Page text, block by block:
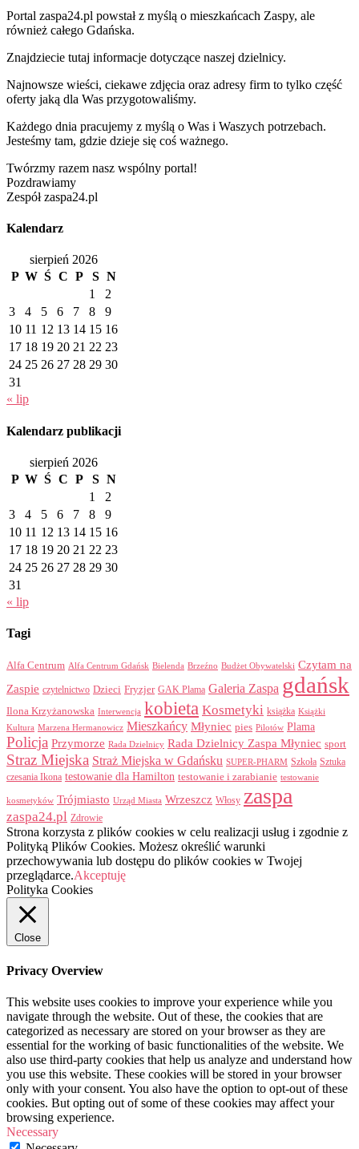
Portal zaspa24.pl powstał z myślą o mieszkańcach Zaspy, ale
również całego Gdańska.
Znajdziecie tutaj informacje dotyczące naszej dzielnicy.
Najnowsze wieści, ciekawe zdjęcia oraz adresy firm to tylko część
oferty jaką dla Was przygotowaliśmy.
Każdego dnia pracujemy z myślą o Was i Waszych potrzebach.
Jesteśmy tam, gdzie dzieje się coś ważnego.
Twórzmy razem nasz wspólny portal!
Pozdrawiamy
Zespół zaspa24.pl
Kalendarz
sierpień 2026
P W Ś C P S N
1
2
3
4 5 6 7 8
9
10 11 12 13 14 15 16
17 18 19 20 21 22 23
24 25 26 27 28 29 30
31
« lip
Kalendarz publikacji
sierpień 2026
P W Ś C P S N
1
2
3
4 5 6 7 8
9
10 11 12 13 14 15 16
17 18 19 20 21 22 23
24 25 26 27 28 29 30
31
« lip
Tagi
Alfa Centrum Alfa Centrum Gdańsk Bielenda Brzeźno Budżet Obywatelski Czytam na
Zaspie czytelnictwo Dzieci Fryzjer GAK Plama Galeria Zaspa gdańsk
Ilona Krzyżanowska Interwencja kobieta Kosmetyki książka Książki
Kultura Marzena Hermanowicz Mieszkańcy Młyniec pies Pilotów Plama
Policja Przymorze Rada Dzielnicy Rada Dzielnicy Zaspa Młyniec sport
Straz Miejska Straż Miejska w Gdańsku SUPER-PHARM Szkoła Sztuka
czesania Ikona testowanie dla Hamilton testowanie i zarabianie testowanie
kosmetyków Trójmiasto Urząd Miasta Wrzeszcz Włosy zaspa
zaspa24.pl Zdrowie
Strona korzysta z plików cookies w celu realizacji usług i zgodnie z
Polityką Plików Cookies. Możesz określić warunki
przechowywania lub dostępu do plików cookies w Twojej
przeglądarce.Akceptuję
Polityka Cookies
Close
Privacy Overview
This website uses cookies to improve your experience while you
navigate through the website. Out of these, the cookies that are
categorized as necessary are stored on your browser as they are
essential for the working of basic functionalities of the website. We
also use third-party cookies that help us analyze and understand how
you use this website. These cookies will be stored in your browser
only with your consent. You also have the option to opt-out of these
cookies. But opting out of some of these cookies may affect your
browsing experience.
Necessary